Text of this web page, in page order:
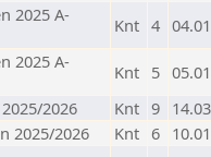
2025 A-
Knt 4
2025 A-
Knt 5
2026 Knt 9
2025/2026 Knt 6